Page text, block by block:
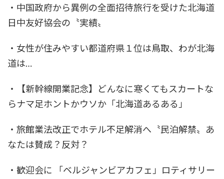
・中国政府から異例の全面招待旅行を受けた北海道
日中友好協会の〝実績〟
・女性が住みやすい都道府県１位は鳥取、わが北海
道は…
・【新幹線開業記念】どんなに寒くてもスカートな
らナマ足ホントかウソか「北海道あるある」
・旅館業法改正でホテル不足解消へ〝民泊解禁〟あ
なたは賛成？反対？
・歓迎会に 「ベルジャンビアカフェ」ロティサリー